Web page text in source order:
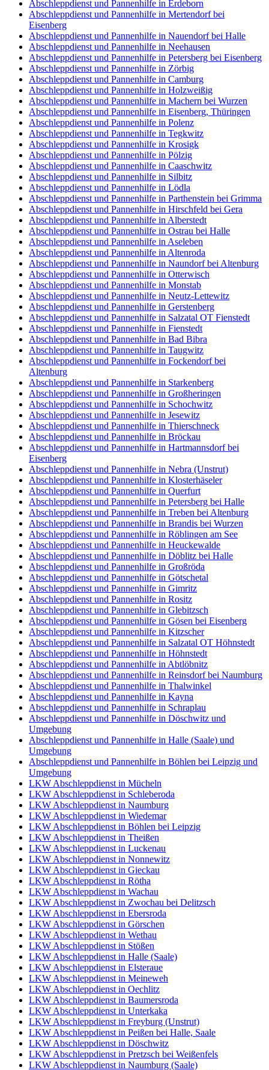
Abschleppdienst und Pannenhilfe in Erdeborn
Abschleppdienst und Pannenhilfe in Mertendorf bei
Eisenberg
Abschleppdienst und Pannenhilfe in Nauendorf bei Halle
Abschleppdienst und Pannenhilfe in Neehausen
Abschleppdienst und Pannenhilfe in Petersberg bei Eisenberg
Abschleppdienst und Pannenhilfe in Zörbig
Abschleppdienst und Pannenhilfe in Camburg
Abschleppdienst und Pannenhilfe in Holzweißig
Abschleppdienst und Pannenhilfe in Machern bei Wurzen
Abschleppdienst und Pannenhilfe in Eisenberg, Thüringen
Abschleppdienst und Pannenhilfe in Polenz
Abschleppdienst und Pannenhilfe in Tegkwitz
Abschleppdienst und Pannenhilfe in Krosigk
Abschleppdienst und Pannenhilfe in Pölzig
Abschleppdienst und Pannenhilfe in Caaschwitz
Abschleppdienst und Pannenhilfe in Silbitz
Abschleppdienst und Pannenhilfe in Lödla
Abschleppdienst und Pannenhilfe in Parthenstein bei Grimma
Abschleppdienst und Pannenhilfe in Hirschfeld bei Gera
Abschleppdienst und Pannenhilfe in Alberstedt
Abschleppdienst und Pannenhilfe in Ostrau bei Halle
Abschleppdienst und Pannenhilfe in Aseleben
Abschleppdienst und Pannenhilfe in Altenroda
Abschleppdienst und Pannenhilfe in Naundorf bei Altenburg
Abschleppdienst und Pannenhilfe in Otterwisch
Abschleppdienst und Pannenhilfe in Monstab
Abschleppdienst und Pannenhilfe in Neutz-Lettewitz
Abschleppdienst und Pannenhilfe in Gerstenberg
Abschleppdienst und Pannenhilfe in Salzatal OT Fienstedt
Abschleppdienst und Pannenhilfe in Fienstedt
Abschleppdienst und Pannenhilfe in Bad Bibra
Abschleppdienst und Pannenhilfe in Taugwitz
Abschleppdienst und Pannenhilfe in Fockendorf bei
Altenburg
Abschleppdienst und Pannenhilfe in Starkenberg
Abschleppdienst und Pannenhilfe in Großheringen
Abschleppdienst und Pannenhilfe in Schochwitz
Abschleppdienst und Pannenhilfe in Jesewitz
Abschleppdienst und Pannenhilfe in Thierschneck
Abschleppdienst und Pannenhilfe in Bröckau
Abschleppdienst und Pannenhilfe in Hartmannsdorf bei
Eisenberg
Abschleppdienst und Pannenhilfe in Nebra (Unstrut)
Abschleppdienst und Pannenhilfe in Klosterhäseler
Abschleppdienst und Pannenhilfe in Querfurt
Abschleppdienst und Pannenhilfe in Petersberg bei Halle
Abschleppdienst und Pannenhilfe in Treben bei Altenburg
Abschleppdienst und Pannenhilfe in Brandis bei Wurzen
Abschleppdienst und Pannenhilfe in Röblingen am See
Abschleppdienst und Pannenhilfe in Heuckewalde
Abschleppdienst und Pannenhilfe in Döblitz bei Halle
Abschleppdienst und Pannenhilfe in Großröda
Abschleppdienst und Pannenhilfe in Götschetal
Abschleppdienst und Pannenhilfe in Gimritz
Abschleppdienst und Pannenhilfe in Rositz
Abschleppdienst und Pannenhilfe in Glebitzsch
Abschleppdienst und Pannenhilfe in Gösen bei Eisenberg
Abschleppdienst und Pannenhilfe in Kitzscher
Abschleppdienst und Pannenhilfe in Salzatal OT Höhnstedt
Abschleppdienst und Pannenhilfe in Höhnstedt
Abschleppdienst und Pannenhilfe in Abtlöbnitz
Abschleppdienst und Pannenhilfe in Reinsdorf bei Naumburg
Abschleppdienst und Pannenhilfe in Thalwinkel
Abschleppdienst und Pannenhilfe in Kayna
Abschleppdienst und Pannenhilfe in Schraplau
Abschleppdienst und Pannenhilfe in Döschwitz und
Umgebung
Abschleppdienst und Pannenhilfe in Halle (Saale) und
Umgebung
Abschleppdienst und Pannenhilfe in Böhlen bei Leipzig und
Umgebung
LKW Abschleppdienst in Mücheln
LKW Abschleppdienst in Schleberoda
LKW Abschleppdienst in Naumburg
LKW Abschleppdienst in Wiedemar
LKW Abschleppdienst in Böhlen bei Leipzig
LKW Abschleppdienst in Theißen
LKW Abschleppdienst in Luckenau
LKW Abschleppdienst in Nonnewitz
LKW Abschleppdienst in Gieckau
LKW Abschleppdienst in Rötha
LKW Abschleppdienst in Wachau
LKW Abschleppdienst in Zwochau bei Delitzsch
LKW Abschleppdienst in Ebersroda
LKW Abschleppdienst in Görschen
LKW Abschleppdienst in Wethau
LKW Abschleppdienst in Stößen
LKW Abschleppdienst in Halle (Saale)
LKW Abschleppdienst in Elsteraue
LKW Abschleppdienst in Meineweh
LKW Abschleppdienst in Oechlitz
LKW Abschleppdienst in Baumersroda
LKW Abschleppdienst in Unterkaka
LKW Abschleppdienst in Freyburg (Unstrut)
LKW Abschleppdienst in Peißen bei Halle, Saale
LKW Abschleppdienst in Döschwitz
LKW Abschleppdienst in Pretzsch bei Weißenfels
LKW Abschleppdienst in Naumburg (Saale)